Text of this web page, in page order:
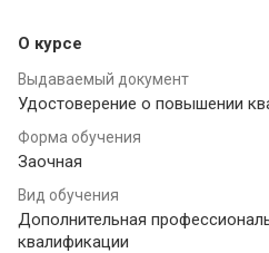
О курсе
Выдаваемый документ
Удостоверение о повышении
Форма обучения
Заочная
Вид обучения
Дополнительная
квалификации